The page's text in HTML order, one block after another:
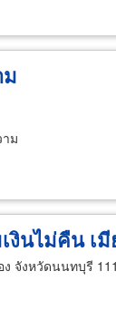
ม
งินไม่คืน
จังหวัดนนทบุรี